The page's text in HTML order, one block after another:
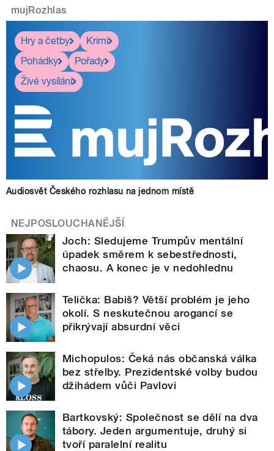
mujRozhlas
Hry a četby
Krimi
Pohádky
Pořady
Živé vysílání
Audiosvět Českého rozhlasu na jednom místě
NEJPOSLOUCHANĚJŠÍ
Joch: Sledujeme Trumpův mentální
úpadek směrem k sebestřednosti,
chaosu. A konec je v nedohlednu
Telička: Babiš? Větší problém je jeho
okolí. S neskutečnou arogancí se
přikrývají absurdní věci
Michopulos: Čeká nás občanská válka
bez střelby. Prezidentské volby budou
džihádem vůči Pavlovi
Bartkovský: Společnost se dělí na dva
tábory. Jeden argumentuje, druhý si
tvoří paralelní realitu